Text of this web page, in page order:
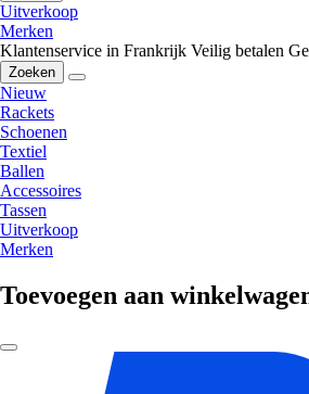
Uitverkoop
Merken
Klantenservice in Frankrijk Veilig betalen
Zoeken
Nieuw
Rackets
Schoenen
Textiel
Ballen
Accessoires
Tassen
Uitverkoop
Merken
Toevoegen aan